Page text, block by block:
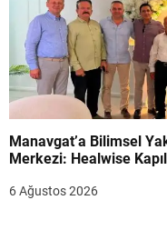
Manavgat’a Bilimsel
Merkezi: Healwise
6 Ağustos 2026